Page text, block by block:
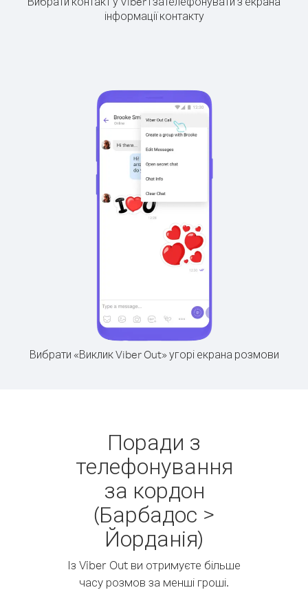
інформації контакту
Вибрати «Виклик Viber Out» угорі екрана розмови
Поради з
телефонування
за кордон
(Барбадос >
Йорданія)
Із Viber Out ви отримуєте більше
часу розмов за менші гроші.